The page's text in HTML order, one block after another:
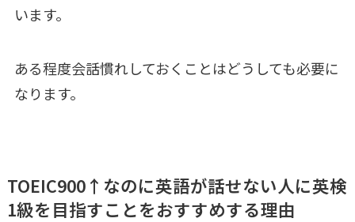
います。
ある程度会話慣れしておくことはどうしても必要に
なります。
TOEIC900↑なのに英語が話せない人に英検
1級を目指すことをおすすめする理由